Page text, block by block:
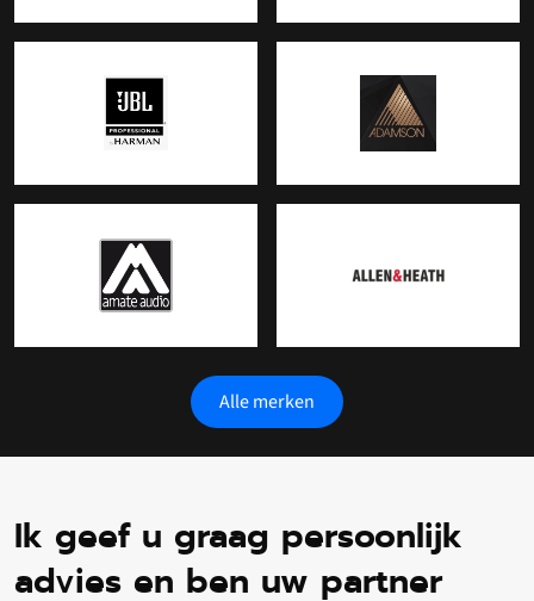
Alle merken
Ik geef u graag persoonlijk
advies en ben uw partner